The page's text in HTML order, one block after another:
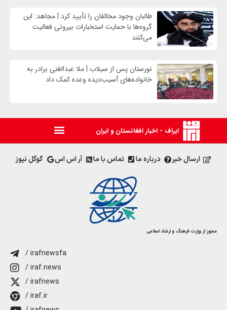
طالبان وجود مخالفان را تأیید کرد | مجاهد: این
گروه‌ها با حمایت استخبارات بیرونی فعالیت
می‌کنند
نورستان پس از سیلاب | ملا عبدالغنی برادر به
خانواده‌های آسیب‌دیده وعده کمک داد
ایراف - اخبار افغانستان و ایران
ارسال خبر درباره ما تماس با ما آر اس اس گوگل نیوز
مجوز از وزارت فرهنگ و ارشاد اسلامی
/ irafnewsfa
/ iraf.news
/ irafnews
/ iraf.ir